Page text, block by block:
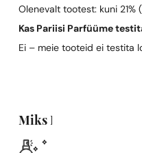
Olenevalt tootest: kuni
Kas Pariisi Parfüüme
Ei – meie tooteid ei testita
Miks Pariisi